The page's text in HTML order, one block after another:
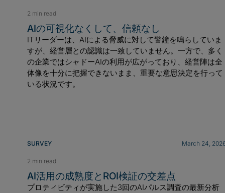
2 min read
AIの可視化なくして、信頼なし
ITリーダーは、AIによる脅威に対して警鐘を鳴らしていま
すが、経営層との認識は一致していません。一方で、多く
の企業ではシャドーAIの利用が広がっており、経営陣は全
体像を十分に把握できないまま、重要な意思決定を行って
いる状況です。
SURVEY March 24,
2 min read
AI活用の成熟度とROI検証の交差点
プロティビティが実施した3回のAIパルス調査の最新分析